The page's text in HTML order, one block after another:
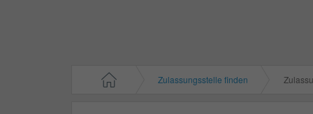
Zulassungsstelle finden